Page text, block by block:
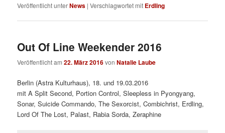
Veröffentlicht unterNews |Verschlagwortet mit Erdling
Out Of Line Weekender 2016
Veröffentlicht am22. März 2016vonNatalie Laube
Berlin (Astra Kulturhaus), 18. und 19.03.2016
mit A Split Second, Portion Control, Sleepless in Pyongyang,
Sonar, Suicide Commando, The Sexorcist, Combichrist, Erdling,
Lord Of The Lost, Palast, Rabia Sorda, Zeraphine